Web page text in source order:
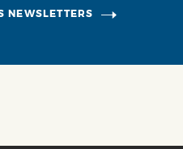
NEWSLETTERS